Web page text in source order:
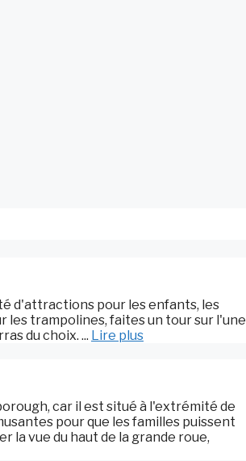
d'attractions pour les enfants, les
les trampolines, faites un tour sur l'une
du choix. ... Lire plus
car il est situé à l'extrémité de
pour que les familles puissent
la vue du haut de la grande roue,